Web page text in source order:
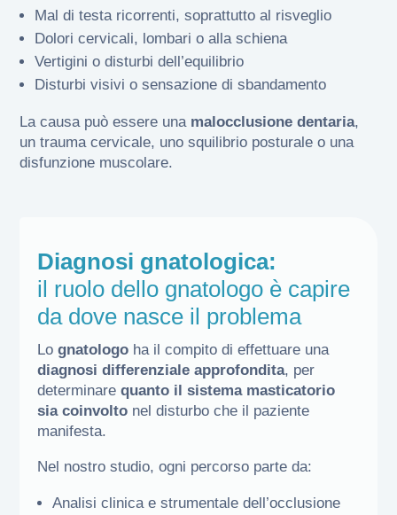
Mal di testa ricorrenti, soprattutto al risveglio
Dolori cervicali, lombari o alla schiena
Vertigini o disturbi dell’equilibrio
Disturbi visivi o sensazione di sbandamento
La causa può essere una malocclusione dentaria,
un trauma cervicale, uno squilibrio posturale o una
disfunzione muscolare.
Diagnosi gnatologica:
il ruolo dello gnatologo è capire
da dove nasce il problema
Lognatologo ha il compito di effettuare una
diagnosi differenziale approfondita, per
determinarequanto il sistema masticatorio
sia coinvolto nel disturbo che il paziente
manifesta.
Nel nostro studio, ogni percorso parte da:
Analisi clinica e strumentale dell’occlusione